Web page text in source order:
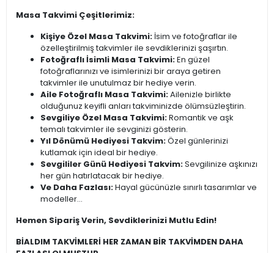
Masa Takvimi Çeşitlerimiz:
Kişiye Özel Masa Takvimi: İsim ve fotoğraflar ile
özelleştirilmiş takvimler ile sevdiklerinizi şaşırtın.
Fotoğraflı İsimli Masa Takvimi:En güzel
fotoğraflarınızı ve isimlerinizi bir araya getiren
takvimler ile unutulmaz bir hediye verin.
Aile Fotoğraflı Masa Takvimi:Ailenizle birlikte
olduğunuz keyifli anları takviminizde ölümsüzleştirin.
Sevgiliye Özel Masa Takvimi:Romantik ve aşk
temalı takvimler ile sevginizi gösterin.
Yıl Dönümü Hediyesi Takvim:Özel günlerinizi
kutlamak için ideal bir hediye.
Sevgililer Günü Hediyesi Takvim:Sevgilinize aşkınızı
her gün hatırlatacak bir hediye.
Ve Daha Fazlası:Hayal gücünüzle sınırlı tasarımlar ve
modeller...
Hemen Sipariş Verin, Sevdiklerinizi Mutlu Edin!
BİALDIM TAKVİMLERİ HER ZAMAN BİR TAKVİMDEN DAHA